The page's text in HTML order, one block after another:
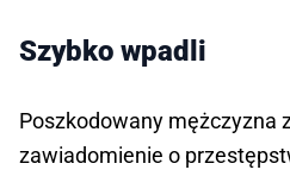
Szybko wpadli
Poszkodowany mężczyzna
zawiadomienie o